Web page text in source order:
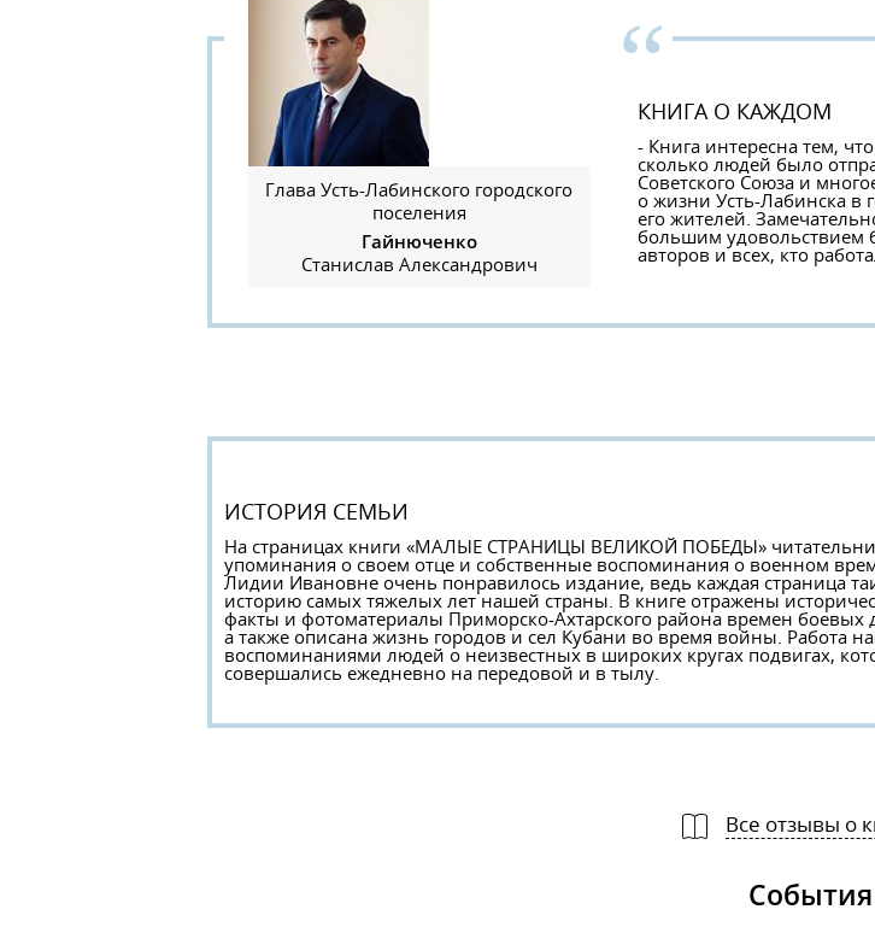
Глава Усть-Лабинского городского
поселения
Гайнюченко
Станислав Александрович
“
КНИГА О КАЖДОМ
- Книга интересна тем,
сколько людей было
Советского Союза и
о жизни Усть-Лабинска в
его жителей.
большим удовольствием
авторов и всех, кто
ИСТОРИЯ СЕМЬИ
На страницах книги «МАЛЫЕ СТРАНИЦЫ ВЕЛИКОЙ ПОБЕДЫ»
упоминания о своем отце и собственные воспоминания о военном
Лидии Ивановне очень понравилось издание, ведь каждая страница
историю самых тяжелых лет нашей страны. В книге отражены
факты и фотоматериалы Приморско-Ахтарского района времен боевых
а также описана жизнь городов и сел Кубани во время войны. Работа
воспоминаниями людей о неизвестных в широких кругах подвигах,
совершались ежедневно на передовой и в тылу.
Все отзывы о
События